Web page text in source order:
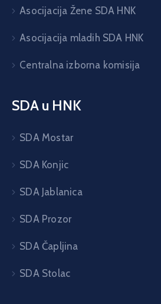
Asocijacija Žene SDA HNK
Asocijacija mladih SDA HNK
Centralna izborna komisija
SDA u HNK
SDA Mostar
SDA Konjic
SDA Jablanica
SDA Prozor
SDA Čapljina
SDA Stolac